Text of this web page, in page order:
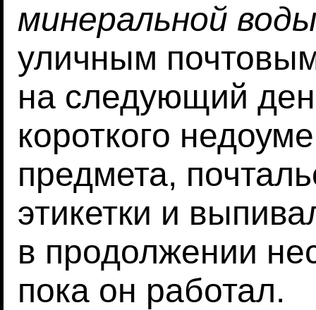
минеральной воды
уличным
на следующий
короткого
предмета,
этикетки и
в продолжении
пока он работал.